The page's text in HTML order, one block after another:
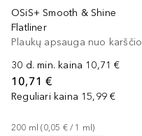
OSiS+ Smooth & Shine
Flatliner
Plaukų apsauga nuo karščio
30 d. min. kaina 10,71 €
10,71 €
Reguliari kaina 15,99 €
200 ml (0,05 € / 1 ml)